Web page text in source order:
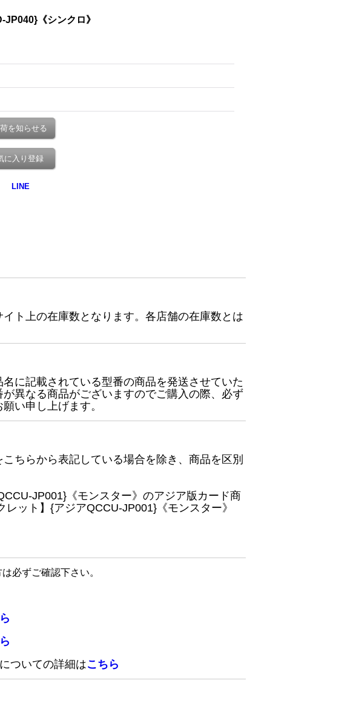
《シンクロ》
を知らせる
に入り登録
ト上の在庫数となります。各店舗の在庫数とは
に記載されている型番の商品を発送させていた
異なる商品がございますのでご購入の際、必ず
い申し上げます。
ちらから表記している場合を除き、商品を区別
JP001}《モンスター》のアジア版カード商
ット】{アジアQCCU-JP001}《モンスター》
必ずご確認下さい。
ついての詳細はこちら